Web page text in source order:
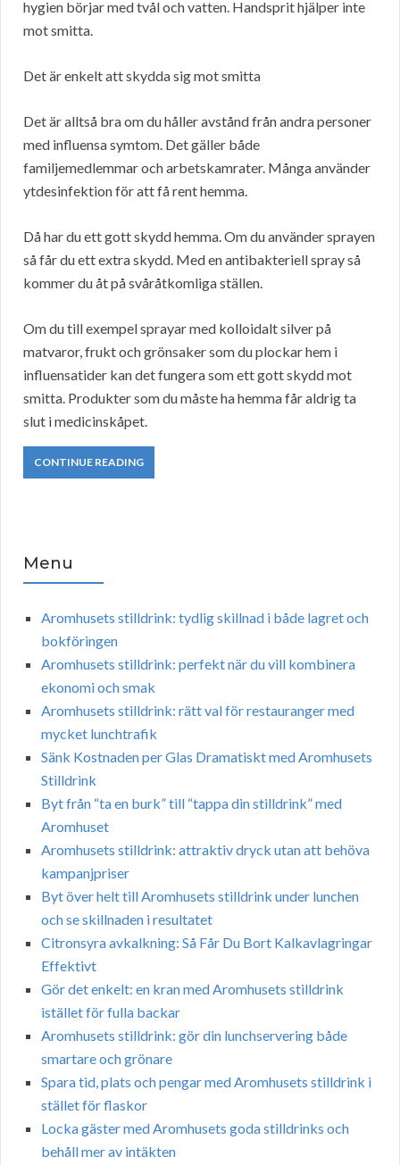
hygien börjar med tvål och vatten. Handsprit hjälper inte
mot smitta.
Det är enkelt att skydda sig mot smitta
Det är alltså bra om du håller avstånd från andra personer
med influensa symtom. Det gäller både
familjemedlemmar och arbetskamrater. Många använder
ytdesinfektion för att få rent hemma.
Då har du ett gott skydd hemma. Om du använder sprayen
så får du ett extra skydd. Med en antibakteriell spray så
kommer du åt på svåråtkomliga ställen.
Om du till exempel sprayar med kolloidalt silver på
matvaror, frukt och grönsaker som du plockar hem i
influensatider kan det fungera som ett gott skydd mot
smitta. Produkter som du måste ha hemma får aldrig ta
slut i medicinskåpet.
CONTINUE READING
Menu
Aromhusets stilldrink: tydlig skillnad i både lagret och
bokföringen
Aromhusets stilldrink: perfekt när du vill kombinera
ekonomi och smak
Aromhusets stilldrink: rätt val för restauranger med
mycket lunchtrafik
Sänk Kostnaden per Glas Dramatiskt med Aromhusets
Stilldrink
Byt från “ta en burk” till “tappa din stilldrink” med
Aromhuset
Aromhusets stilldrink: attraktiv dryck utan att behöva
kampanjpriser
Byt över helt till Aromhusets stilldrink under lunchen
och se skillnaden i resultatet
Citronsyra avkalkning: Så Får Du Bort Kalkavlagringar
Effektivt
Gör det enkelt: en kran med Aromhusets stilldrink
istället för fulla backar
Aromhusets stilldrink: gör din lunchservering både
smartare och grönare
Spara tid, plats och pengar med Aromhusets stilldrink i
stället för flaskor
Locka gäster med Aromhusets goda stilldrinks och
behåll mer av intäkten